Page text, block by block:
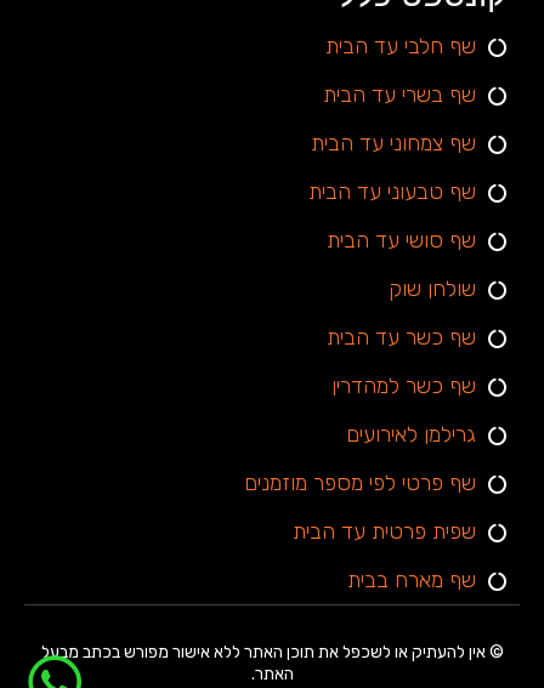
שף חלבי עד הבית
שף בשרי עד הבית
שף צמחוני עד הבית
שף טבעוני עד הבית
שף סושי עד הבית
שולחן שוק
שף כשר עד הבית
שף כשר למהדרין
גרילמן לאירועים
שף פרטי לפי מספר מוזמנים
שפית פרטית עד הבית
שף מארח בבית
© אין להעתיק או לשכפל את תוכן האתר ללא אישור מפורש בכתב מבעל
האתר.